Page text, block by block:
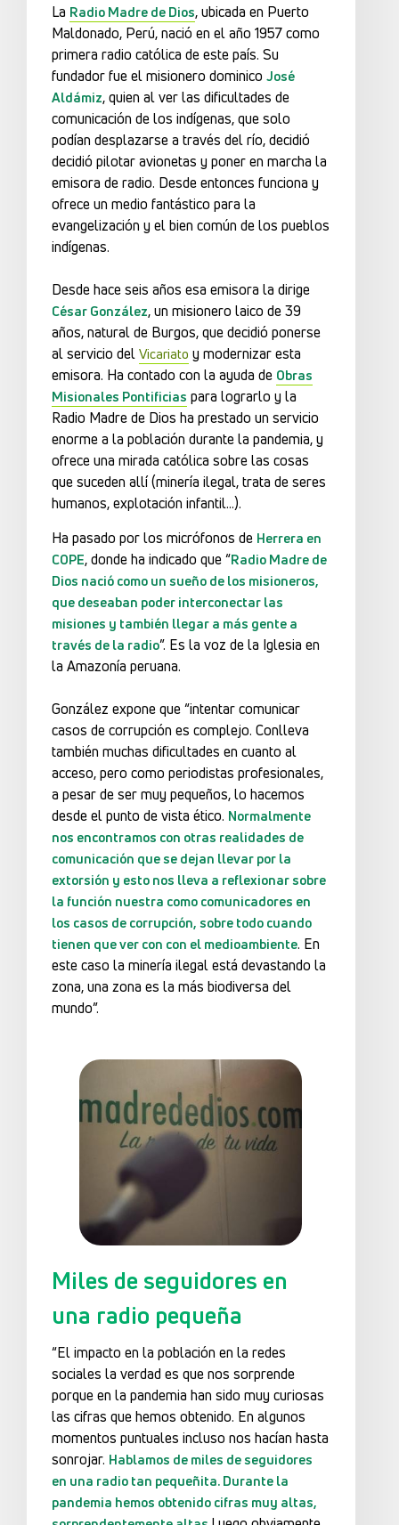
La Radio Madre de Dios, ubicada en Puerto
Maldonado, Perú, nació en el año 1957 como
primera radio católica de este país. Su
fundador fue el misionero dominico José
Aldámiz, quien al ver las dificultades de
comunicación de los indígenas, que solo
podían desplazarse a través del río, decidió
decidió pilotar avionetas y poner en marcha la
emisora de radio. Desde entonces funciona y
ofrece un medio fantástico para la
evangelización y el bien común de los pueblos
indígenas.
Desde hace seis años esa emisora la dirige
César González, un misionero laico de 39
años, natural de Burgos, que decidió ponerse
al servicio delVicariato y modernizar esta
emisora. Ha contado con la ayuda de Obras
Misionales Pontificias para lograrlo y la
Radio Madre de Dios ha prestado un servicio
enorme a la población durante la pandemia, y
ofrece una mirada católica sobre las cosas
que suceden allí (minería ilegal, trata de seres
humanos, explotación infantil…).
Ha pasado por los micrófonos de Herrera en
COPE, donde ha indicado que “Radio Madre de
Dios nació como un sueño de los misioneros,
que deseaban poder interconectar las
misiones y también llegar a más gente a
través de la radio”. Es la voz de la Iglesia en
la Amazonía peruana.
González expone que “intentar comunicar
casos de corrupción es complejo. Conlleva
también muchas dificultades en cuanto al
acceso, pero como periodistas profesionales,
a pesar de ser muy pequeños, lo hacemos
desde el punto de vista ético. Normalmente
nos encontramos con otras realidades de
comunicación que se dejan llevar por la
extorsión y esto nos lleva a reflexionar sobre
la función nuestra como comunicadores en
los casos de corrupción, sobre todo cuando
tienen que ver con con el medioambiente. En
este caso la minería ilegal está devastando la
zona, una zona es la más biodiversa del
mundo”.
Miles de seguidores en
una radio pequeña
“El impacto en la población en la redes
sociales la verdad es que nos sorprende
porque en la pandemia han sido muy curiosas
las cifras que hemos obtenido. En algunos
momentos puntuales incluso nos hacían hasta
sonrojar. Hablamos de miles de seguidores
en una radio tan pequeñita. Durante la
pandemia hemos obtenido cifras muy altas,